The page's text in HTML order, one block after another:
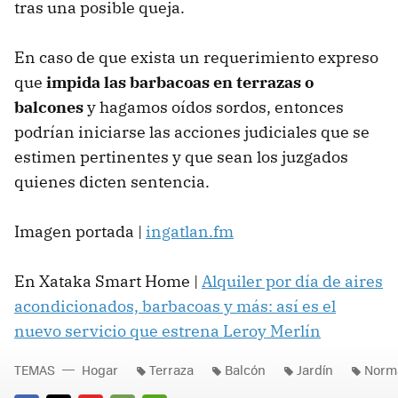
tras una posible queja.
En caso de que exista un requerimiento expreso
que impida las barbacoas en terrazas o
balconesy hagamos oídos sordos, entonces
podrían iniciarse las acciones judiciales que se
estimen pertinentes y que sean los juzgados
quienes dicten sentencia.
Imagen portada | ingatlan.fm
En Xataka Smart Home | Alquiler por día de aires
acondicionados, barbacoas y más: así es el
nuevo servicio que estrena Leroy Merlín
TEMAS Hogar Terraza Balcón Jardín